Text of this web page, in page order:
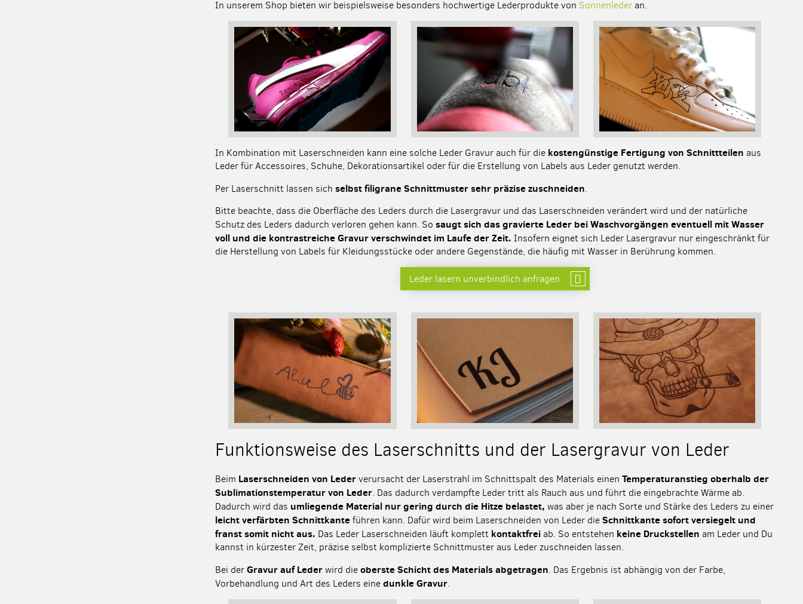
In unserem Shop bieten wir beispielsweise besonders hochwertige Lederprodukte von Sonnenleder an.
In Kombination mit Laserschneiden kann eine solche Leder Gravur auch für die kostengünstige Fertigung von Schnittteilen aus
Leder für Accessoires, Schuhe, Dekorationsartikel oder für die Erstellung von Labels aus Leder genutzt werden.
Per Laserschnitt lassen sich selbst filigrane Schnittmuster sehr präzise zuschneiden.
Bitte beachte, dass die Oberfläche des Leders durch die Lasergravur und das Laserschneiden verändert wird und der natürliche
Schutz des Leders dadurch verloren gehen kann. So saugt sich das gravierte Leder bei Waschvorgängen eventuell mit Wasser
voll und die kontrastreiche Gravur verschwindet im Laufe der Zeit. Insofern eignet sich Leder Lasergravur nur eingeschränkt für
die Herstellung von Labels für Kleidungsstücke oder andere Gegenstände, die häufig mit Wasser in Berührung kommen.
Leder lasern unverbindlich anfragen
Funktionsweise des Laserschnitts und der Lasergravur von Leder
Beim Laserschneiden von Lederverursacht der Laserstrahl im Schnittspalt des Materials einen Temperaturanstieg oberhalb der
Sublimationstemperatur von Leder. Das dadurch verdampfte Leder tritt als Rauch aus und führt die eingebrachte Wärme ab.
Dadurch wird das umliegende Material nur gering durch die Hitze belastet, was aber je nach Sorte und Stärke des Leders zu einer
leicht verfärbten Schnittkanteführen kann. Dafür wird beim Laserschneiden von Leder dieSchnittkante sofort versiegelt und
franst somit nicht aus. Das Leder Laserschneiden läuft komplett kontaktfrei ab. So entstehen keine Druckstellen am Leder und Du
kannst in kürzester Zeit, präzise selbst komplizierte Schnittmuster aus Leder zuschneiden lassen.
Bei derGravur auf Lederwird dieoberste Schicht des Materials abgetragen. Das Ergebnis ist abhängig von der Farbe,
Vorbehandlung und Art des Leders einedunkle Gravur.